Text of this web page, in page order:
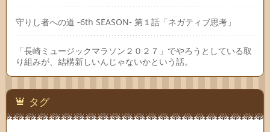
守りし者への道 -6th SEASON- 第１話「ネガティブ思考」
「長崎ミュージックマラソン２０２７」でやろうとしている取
り組みが、結構新しいんじゃないかという話。
タグ